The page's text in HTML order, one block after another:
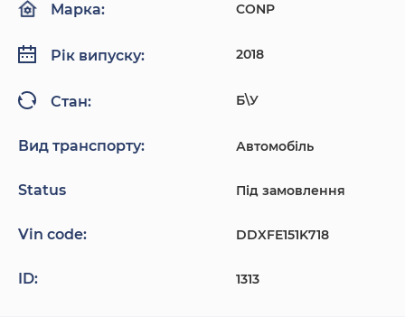
Марка: CONP
Рік випуску: 2018
Стан: Б\У
Вид транспорту: Автомобіль
Status Під замовлення
Vin code: DDXFE151K718
ID: 1313